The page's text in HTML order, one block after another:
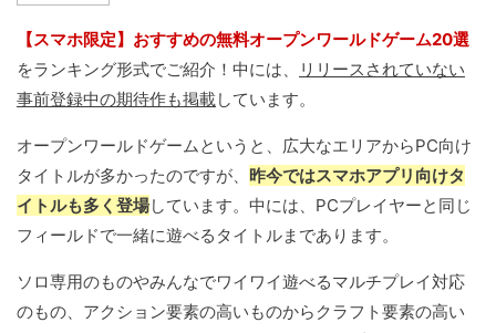
【スマホ限定】おすすめの無料オープンワールドゲーム20選
をランキング形式でご紹介！中には、
リリースされていない
事前登録中の期待作も掲載しています。
オープンワールドゲームというと、広大なエリアからPC向け
タイトルが多かったのですが、 昨今ではスマホアプリ向けタ
イトルも多く登場しています。中には、PCプレイヤーと同じ
フィールドで一緒に遊べるタイトルまであります。
ソロ専用のものやみんなでワイワイ遊べるマルチプレイ対応
のもの、アクション要素の高いものからクラフト要素の高い